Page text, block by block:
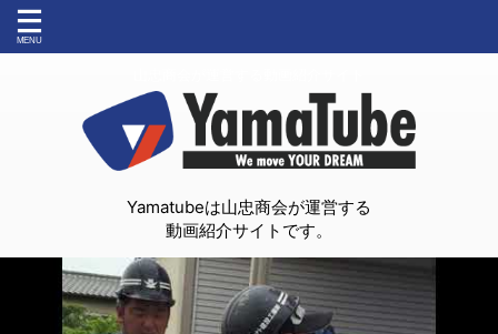
Yamatubeは山忠商会が運営する
動画紹介サイトです。